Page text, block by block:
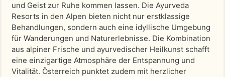
und Geist zur Ruhe kommen lassen. Die Ayurveda
Resorts in den Alpen bieten nicht nur erstklassige
Behandlungen, sondern auch eine idyllische Umgebung
für Wanderungen und Naturerlebnisse. Die Kombination
aus alpiner Frische und ayurvedischer Heilkunst schafft
eine einzigartige Atmosphäre der Entspannung und
Vitalität. Österreich punktet zudem mit herzlicher